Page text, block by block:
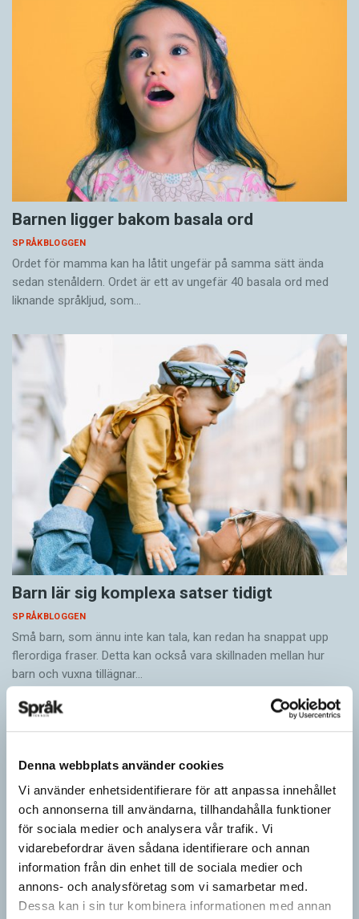
Denna webbplats använder cookies
Vi använder enhetsidentifierare för att anpassa innehållet
och annonserna till användarna, tillhandahålla funktioner
för sociala medier och analysera vår trafik. Vi
vidarebefordrar även sådana identifierare och annan
information från din enhet till de sociala medier och
annons- och analysföretag som vi samarbetar med.
Dessa kan i sin tur kombinera informationen med annan
Barnen ligger bakom basala ord
SPRÅKBLOGGEN
Ordet för mamma kan ha låtit ungefär på samma sätt ända
sedan stenåldern. Ordet är ett av ungefär 40 basala ord med
liknande språkljud, som…
Barn lär sig komplexa satser tidigt
SPRÅKBLOGGEN
Små barn, som ännu inte kan tala, kan redan ha snappat upp
flerordiga fraser. Detta kan också vara skillnaden mellan hur
barn och vuxna tillägnar…
Ge bort Språktidningen till påsk!